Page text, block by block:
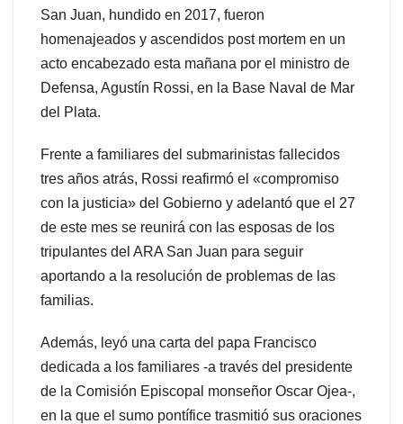
San Juan, hundido en 2017, fueron
homenajeados y ascendidos post mortem en un
acto encabezado esta mañana por el ministro de
Defensa, Agustín Rossi, en la Base Naval de Mar
del Plata.
Frente a familiares del submarinistas fallecidos
tres años atrás, Rossi reafirmó el «compromiso
con la justicia» del Gobierno y adelantó que el 27
de este mes se reunirá con las esposas de los
tripulantes del ARA San Juan para seguir
aportando a la resolución de problemas de las
familias.
Además, leyó una carta del papa Francisco
dedicada a los familiares -a través del presidente
de la Comisión Episcopal monseñor Oscar Ojea-,
en la que el sumo pontífice trasmitió sus oraciones